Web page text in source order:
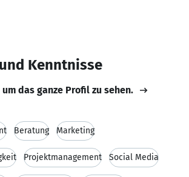
Kenntnisse
das ganze Profil zu sehen.
Beratung Marketing
Projektmanagement Social Media